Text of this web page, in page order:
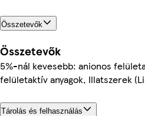
Összetevők
Összetevők
5%-nál kevesebb: anionos
felületaktív anyagok, Illatszerek
Tárolás és felhasználás